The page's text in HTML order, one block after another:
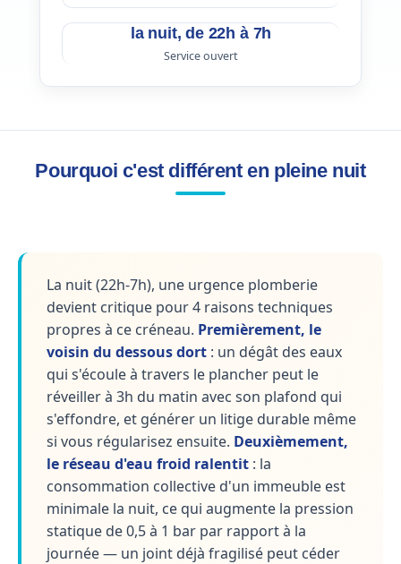
la nuit, de 22h à 7h
Service ouvert
Pourquoi c'est différent en pleine nuit
La nuit (22h-7h), une urgence plomberie
devient critique pour 4 raisons techniques
propres à ce créneau. Premièrement, le
voisin du dessous dort : un dégât des eaux
qui s'écoule à travers le plancher peut le
réveiller à 3h du matin avec son plafond qui
s'effondre, et générer un litige durable même
si vous régularisez ensuite. Deuxièmement,
le réseau d'eau froid ralentit : la
consommation collective d'un immeuble est
minimale la nuit, ce qui augmente la pression
statique de 0,5 à 1 bar par rapport à la
journée — un joint déjà fragilisé peut céder